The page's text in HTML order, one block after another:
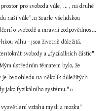
pro svobodu vůle, ... , na druhé
naší vůle".12 Searle všelidskou
o svobodě a mravní zodpovědnosti,
váhu - jsou životně důležitá.
svobody a „fyzikálních částic".
ústředním tématem bylo, že
bez ohledu na několik důležitých
jako fyzikálního systému."13
vztahu mysli a mozku"